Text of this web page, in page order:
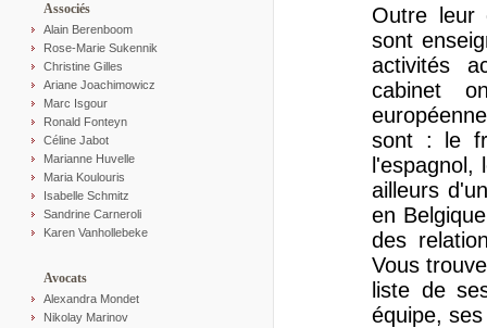
Associés
Alain Berenboom
Rose-Marie Sukennik
Christine Gilles
Ariane Joachimowicz
Marc Isgour
Ronald Fonteyn
Céline Jabot
Marianne Huvelle
Maria Koulouris
Isabelle Schmitz
Sandrine Carneroli
Karen Vanhollebeke
Avocats
Alexandra Mondet
Nikolay Marinov
Outre leur
sont
activités
cabinet
sont : le
ailleurs
en
des
Vous
liste de
équipe,